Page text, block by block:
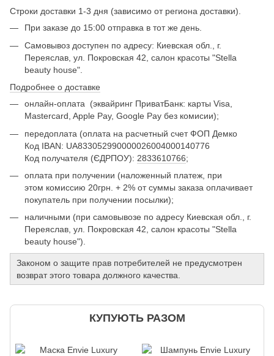
Строки доставки 1-3 дня (зависимо от региона доставки).
При заказе до 15:00 отправка в тот же день.
Самовывоз доступен по адресу: Киевская обл., г.
Переяслав, ул. Покровская 42, салон красоты "Stella
beauty house".
Подробнее о доставке
онлайн-оплата
(эквайринг ПриватБанк: карты Visa,
Mastercard, Apple Pay, Google Pay без комисии);
передоплата (оплата на расчетный счет ФОП Демко
Код IBAN: UA833052990000026004000140776
Код получателя (ЄДРПОУ): 2833610766;
оплата при получении (наложенный платеж, при
этом комиссию 20грн. + 2% от суммы заказа оплачивает
покупатель при получении посылки);
наличными (при самовывозе по адресу Киевская обл., г.
Переяслав, ул. Покровская 42, салон красоты "Stella
beauty house").
Законом о защите прав потребителей не предусмотрен
возврат этого товара должного качества.
КУПУЮТЬ РАЗОМ